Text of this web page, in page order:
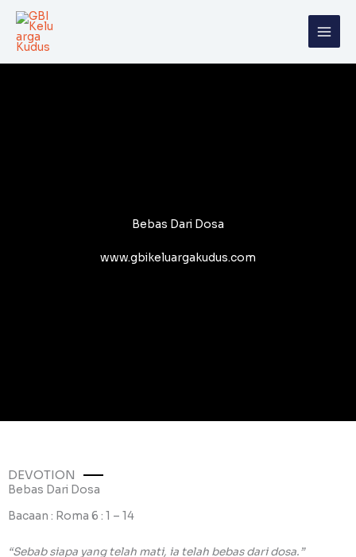
Skip
content
Bebas Dari Dosa
www.gbikeluargakudus.com
DEVOTION
Bebas Dari Dosa
Bacaan : Roma 6 : 1 – 14
“Sebab siapa yang telah mati, ia telah bebas dari dosa.”